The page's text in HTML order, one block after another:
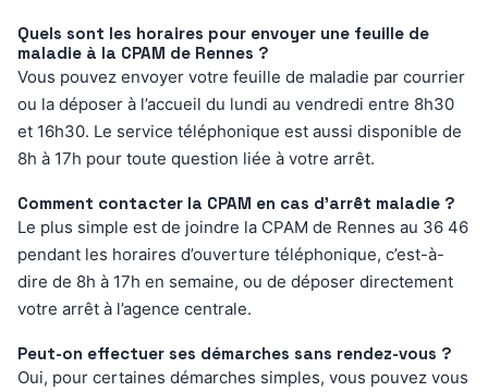
Quels sont les horaires pour envoyer une feuille de
maladie à la CPAM de Rennes ?
Vous pouvez envoyer votre feuille de maladie par courrier
ou la déposer à l’accueil du lundi au vendredi entre 8h30
et 16h30. Le service téléphonique est aussi disponible de
8h à 17h pour toute question liée à votre arrêt.
Comment contacter la CPAM en cas d’arrêt maladie ?
Le plus simple est de joindre la CPAM de Rennes au 36 46
pendant les horaires d’ouverture téléphonique, c’est-à-
dire de 8h à 17h en semaine, ou de déposer directement
votre arrêt à l’agence centrale.
Peut-on effectuer ses démarches sans rendez-vous ?
Oui, pour certaines démarches simples, vous pouvez vous